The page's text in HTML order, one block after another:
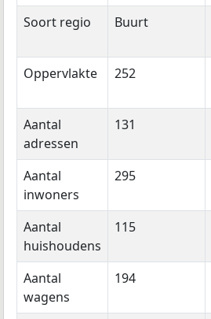
Soort regio Buurt
Oppervlakte 252
Aantal
adressen
131
Aantal
inwoners
295
Aantal
huishoudens
115
Aantal
wagens
194